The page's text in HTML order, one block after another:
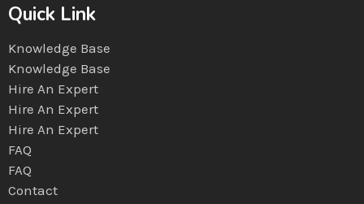
Quick Link
Knowledge Base
Knowledge Base
Hire An Expert
Hire An Expert
Hire An Expert
FAQ
FAQ
Contact